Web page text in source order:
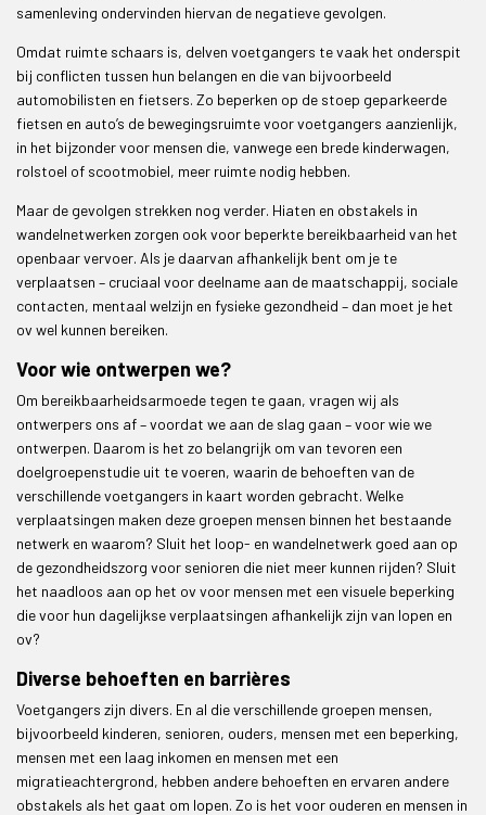
samenleving ondervinden hiervan de negatieve gevolgen.
Omdat ruimte schaars is, delven voetgangers te vaak het onderspit
bij conflicten tussen hun belangen en die van bijvoorbeeld
automobilisten en fietsers. Zo beperken op de stoep geparkeerde
fietsen en auto’s de bewegingsruimte voor voetgangers aanzienlijk,
in het bijzonder voor mensen die, vanwege een brede kinderwagen,
rolstoel of scootmobiel, meer ruimte nodig hebben.
Maar de gevolgen strekken nog verder. Hiaten en obstakels in
wandelnetwerken zorgen ook voor beperkte bereikbaarheid van het
openbaar vervoer. Als je daarvan afhankelijk bent om je te
verplaatsen – cruciaal voor deelname aan de maatschappij, sociale
contacten, mentaal welzijn en fysieke gezondheid – dan moet je het
ov wel kunnen bereiken.
Voor wie ontwerpen we?
Om bereikbaarheidsarmoede tegen te gaan, vragen wij als
ontwerpers ons af­­ – voordat we aan de slag gaan – voor wie we
ontwerpen. Daarom is het zo belangrijk om van tevoren een
doelgroepenstudie uit te voeren, waarin de behoeften van de
verschillende voetgangers in kaart worden gebracht. Welke
verplaatsingen maken deze groepen mensen binnen het bestaande
netwerk en waarom? Sluit het loop- en wandelnetwerk goed aan op
de gezondheidszorg voor senioren die niet meer kunnen rijden? Sluit
het naadloos aan op het ov voor mensen met een visuele beperking
die voor hun dagelijkse verplaatsingen afhankelijk zijn van lopen en
ov?
Diverse behoeften en barrières
Voetgangers zijn divers. En al die verschillende groepen mensen,
bijvoorbeeld kinderen, senioren, ouders, mensen met een beperking,
mensen met een laag inkomen en mensen met een
migratieachtergrond, hebben andere behoeften en ervaren andere
obstakels als het gaat om lopen. Zo is het voor ouderen en mensen in